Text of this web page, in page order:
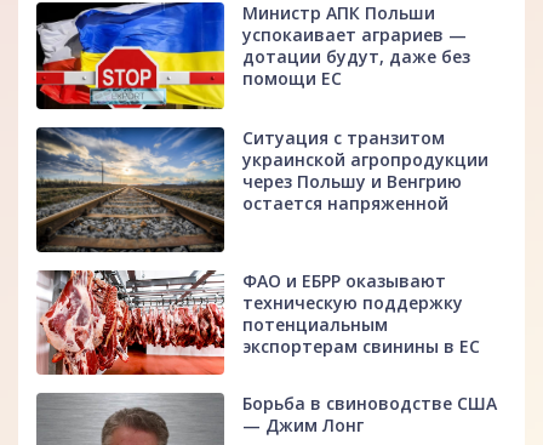
Министр АПК Польши
успокаивает аграриев —
дотации будут, даже без
помощи ЕС
Ситуация с транзитом
украинской агропродукции
через Польшу и Венгрию
остается напряженной
ФАО и ЕБРР оказывают
техническую поддержку
потенциальным
экспортерам свинины в ЕС
Борьба в свиноводстве США
— Джим Лонг